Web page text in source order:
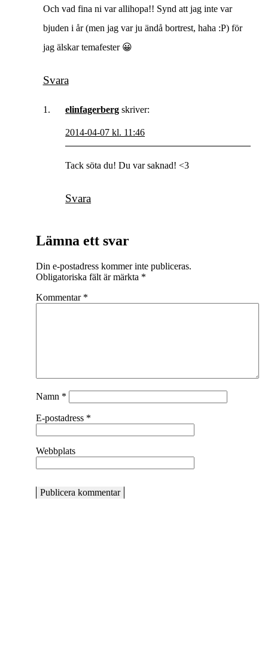
Och vad fina ni var allihopa!! Synd att jag inte var
bjuden i år (men jag var ju ändå bortrest, haha :P) för
jag älskar temafester 😀
Svara
elinfagerberg skriver:
2014-04-07 kl. 11:46
Tack söta du! Du var saknad! <3
Svara
Lämna ett svar
Din e-postadress kommer inte publiceras.
Obligatoriska fält är märkta *
Kommentar *
Namn *
E-postadress *
Webbplats